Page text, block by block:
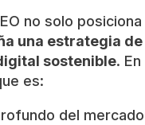
no solo
una estrategia de
sostenible. En
es:
del